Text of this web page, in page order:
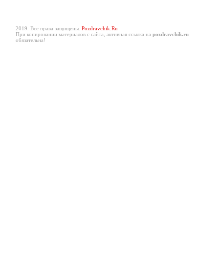
2019. Все права защищены. Pozdravchik.Ru
При копировании материалов с сайта, активная ссылка на pozdravchik.ru
обязательна!